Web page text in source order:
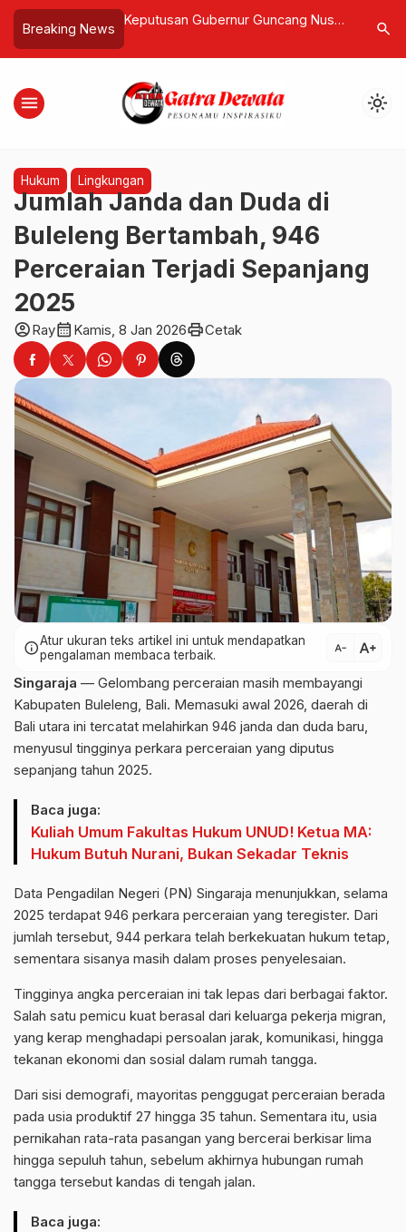
Breaking News
dengan
Gung De:
Jadi Bom Waktu
Keputusan Gubernur Guncang Nusa
Saja, Rusak Kepercayaan Investor
Puluhan
KTP!
search
menu light_mode
Hukum Lingkungan
Jumlah Janda dan Duda di
Buleleng Bertambah, 946
Perceraian Terjadi Sepanjang
2025
account_circleRaycalendar_month Kamis, 8 Jan 2026printCetak
infoAtur ukuran teks artikel ini untuk mendapatkan
pengalaman membaca terbaik.
text_decrease text_increase
Singaraja — Gelombang perceraian masih membayangi
Kabupaten Buleleng, Bali. Memasuki awal 2026, daerah di
Bali utara ini tercatat melahirkan 946 janda dan duda baru,
menyusul tingginya perkara perceraian yang diputus
sepanjang tahun 2025.
Baca juga:
Kuliah Umum Fakultas Hukum UNUD! Ketua MA:
Hukum Butuh Nurani, Bukan Sekadar Teknis
Data Pengadilan Negeri (PN) Singaraja menunjukkan, selama
2025 terdapat 946 perkara perceraian yang teregister. Dari
jumlah tersebut, 944 perkara telah berkekuatan hukum tetap,
sementara sisanya masih dalam proses penyelesaian.
Tingginya angka perceraian ini tak lepas dari berbagai faktor.
Salah satu pemicu kuat berasal dari keluarga pekerja migran,
yang kerap menghadapi persoalan jarak, komunikasi, hingga
tekanan ekonomi dan sosial dalam rumah tangga.
Dari sisi demografi, mayoritas penggugat perceraian berada
pada usia produktif 27 hingga 35 tahun. Sementara itu, usia
pernikahan rata-rata pasangan yang bercerai berkisar lima
hingga sepuluh tahun, sebelum akhirnya hubungan rumah
tangga tersebut kandas di tengah jalan.
Baca juga: